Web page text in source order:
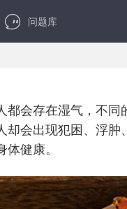
问题库
都会存在湿气，不
却会出现犯困、浮
健康。